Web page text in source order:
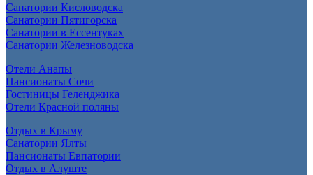
Санатории Кисловодска
Санатории Пятигорска
Санатории в Ессентуках
Санатории Железноводска
Отели Анапы
Пансионаты Сочи
Гостиницы Геленджика
Отели Красной поляны
Отдых в Крыму
Санатории Ялты
Пансионаты Евпатории
Отдых в Алуште